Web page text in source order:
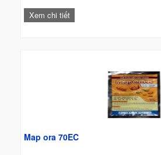
Xem chi tiết
Map ora 70EC